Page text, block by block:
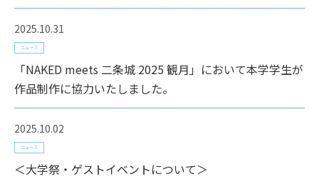
2025.10.31
ニュース
「NAKED meets 二条城 2025 観月」において本学学生が
作品制作に協力いたしました。
2025.10.02
ニュース
＜大学祭・ゲストイベントについて＞